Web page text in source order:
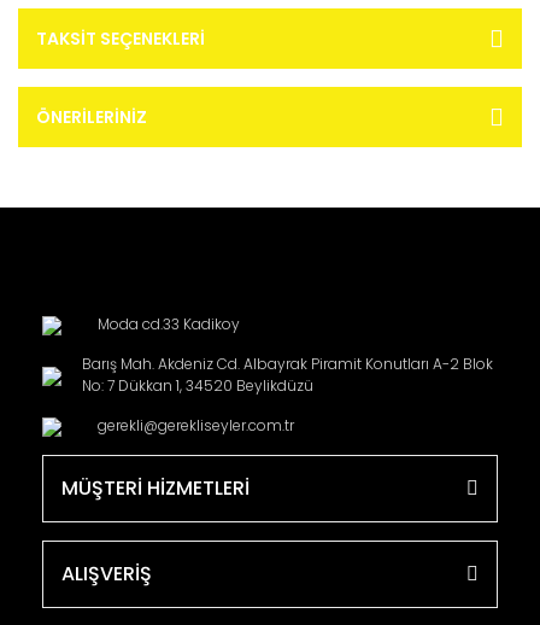
TAKSIT SEÇENEKLERI
ÖNERILERINIZ
Moda cd.33 Kadikoy
Barış Mah. Akdeniz Cd. Albayrak Piramit Konutları A-2 Blok
No: 7 Dükkan 1, 34520 Beylikdüzü
gerekli@gerekliseyler.com.tr
MÜŞTERİ HİZMETLERİ
ALIŞVERİŞ